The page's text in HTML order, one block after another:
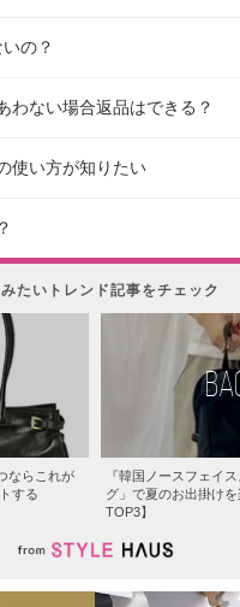
の？
わない場合返品はできる？
使い方が知りたい
たいトレンド記事をチェック
ならこれが
する
『韓国ノースフェイ
グ」で夏のお出掛け
TOP3】